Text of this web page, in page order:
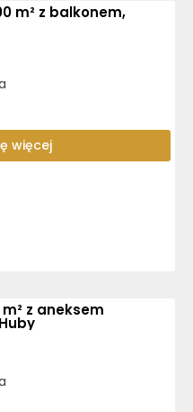
m² z balkonem,
więcej
z aneksem